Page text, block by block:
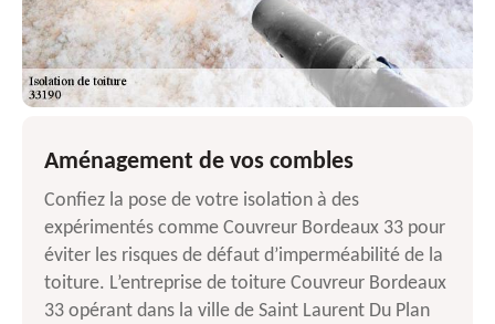
Aménagement de vos combles
Confiez la pose de votre isolation à des
expérimentés comme Couvreur Bordeaux 33 pour
éviter les risques de défaut d’imperméabilité de la
toiture. L’entreprise de toiture Couvreur Bordeaux
33 opérant dans la ville de Saint Laurent Du Plan